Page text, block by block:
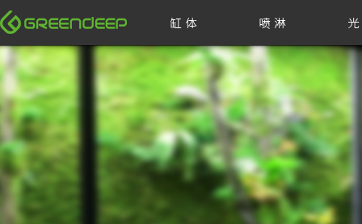
缸 体 喷 淋